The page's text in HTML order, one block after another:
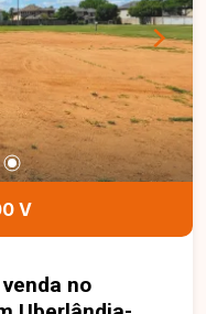
fornecer todas as
realização do seu
V
no